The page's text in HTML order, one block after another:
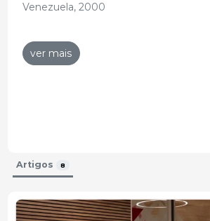
Venezuela, 2000
Infecciosas pela Universidade de
Boehringer Ingelheim, 2009-2014.
EUA
Director de Saúde da PIC para as
ver mais
Artigos 8